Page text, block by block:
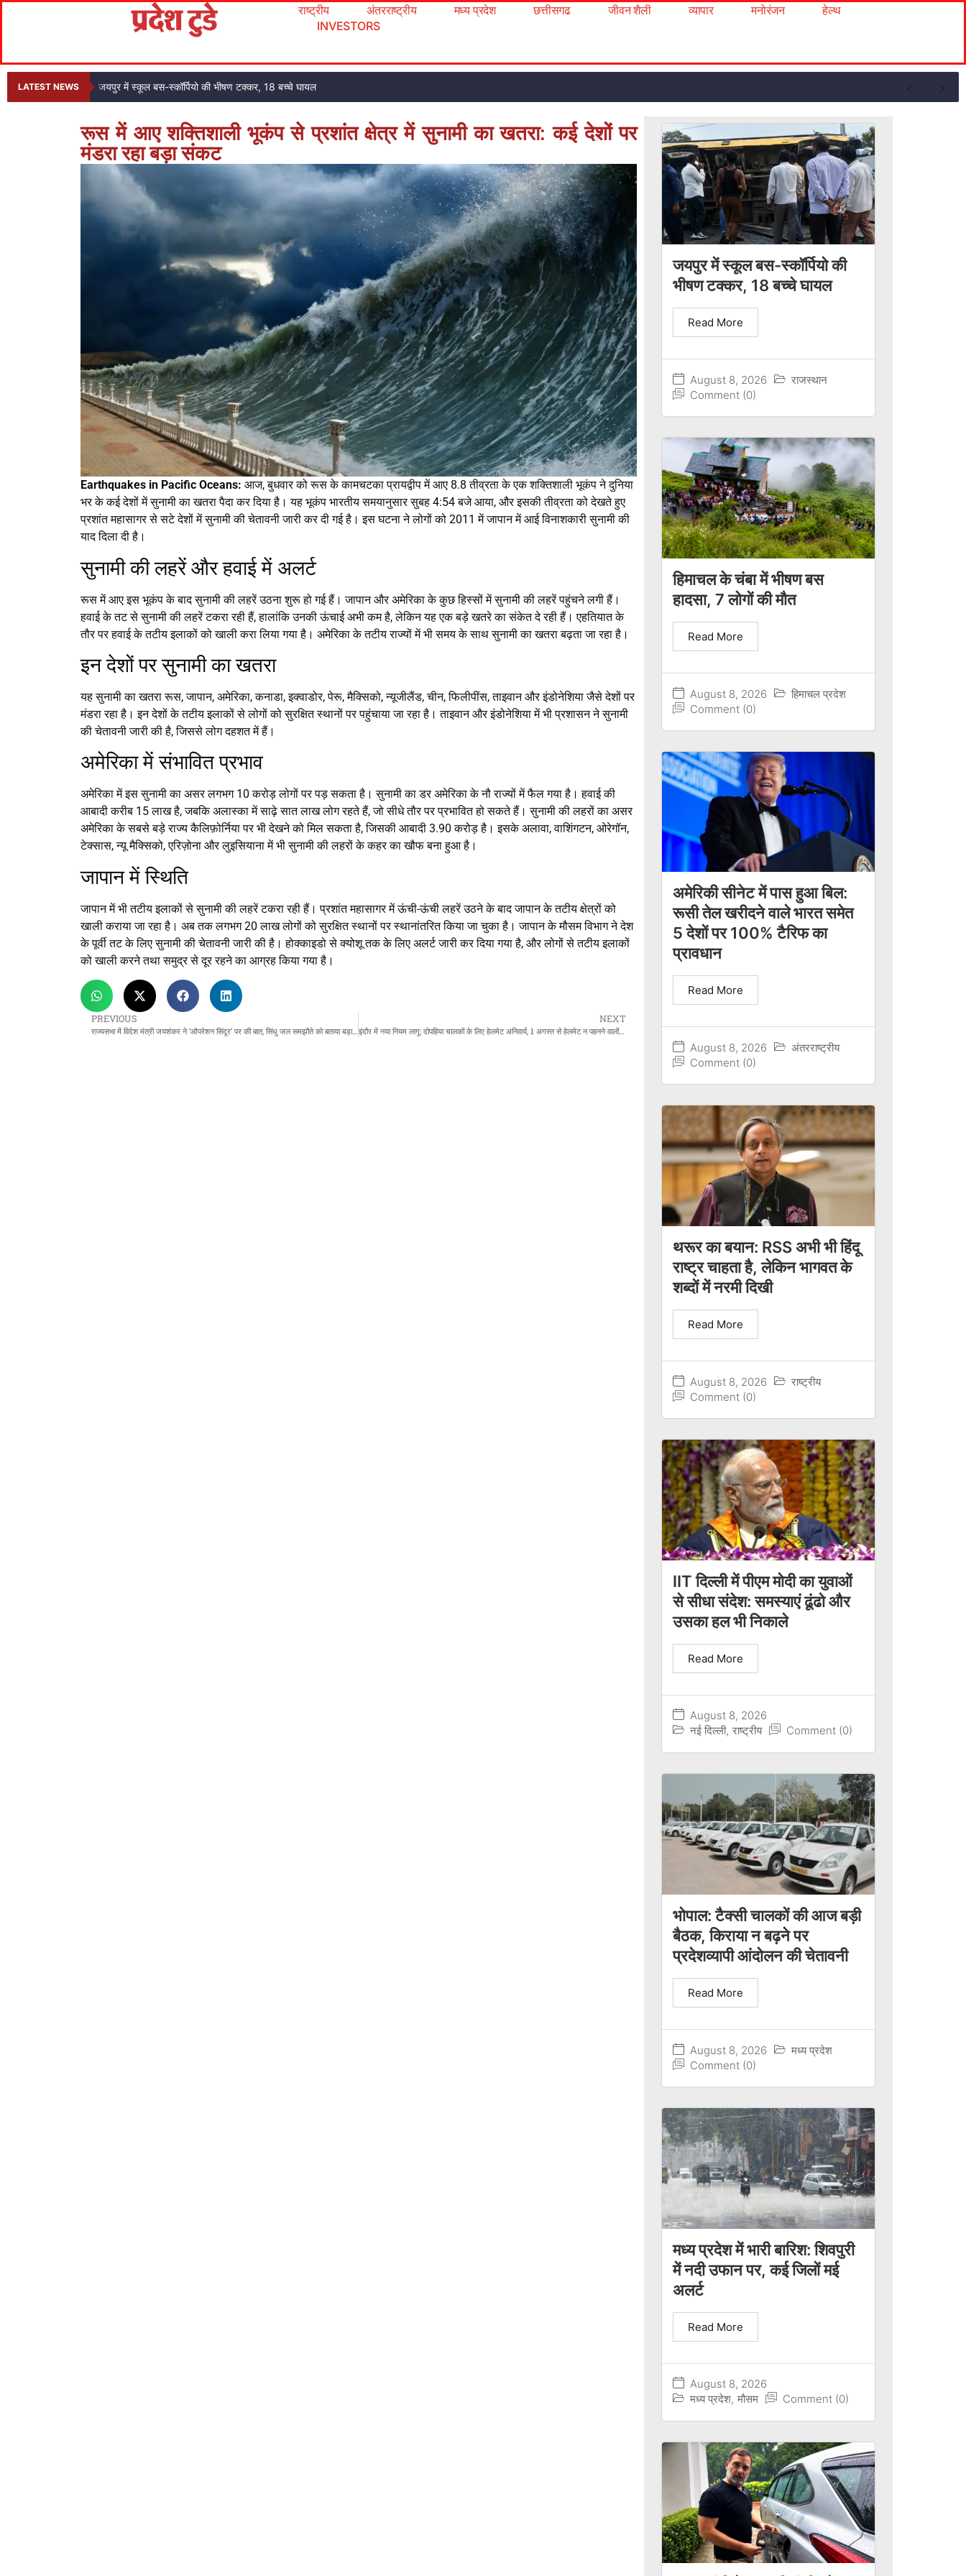
राष्ट्रीय अंतरराष्ट्रीय मध्य प्रदेश छत्तीसगढ जीवन शैली व्यापार मनोरंजन
हेल्थ
INVESTORS
LATEST NEWS जयपुर में स्कूल बस-स्कॉर्पियो की भीषण टक्कर, 18 बच्चे घायल
रूस में आए शक्तिशाली भूकंप से प्रशांत क्षेत्र में सुनामी का खतरा: कई देशों पर
मंडरा रहा बड़ा संकट
Earthquakes in Pacific Oceans: आज, बुधवार को रूस के कामचटका प्रायद्वीप में आए 8.8 तीव्रता के एक शक्तिशाली भूकंप ने दुनिया
भर के कई देशों में सुनामी का खतरा पैदा कर दिया है। यह भूकंप भारतीय समयानुसार सुबह 4:54 बजे आया, और इसकी तीव्रता को देखते हुए
प्रशांत महासागर से सटे देशों में सुनामी की चेतावनी जारी कर दी गई है। इस घटना ने लोगों को 2011 में जापान में आई विनाशकारी सुनामी की
याद दिला दी है।
सुनामी की लहरें और हवाई में अलर्ट
रूस में आए इस भूकंप के बाद सुनामी की लहरें उठना शुरू हो गई हैं। जापान और अमेरिका के कुछ हिस्सों में सुनामी की लहरें पहुंचने लगी हैं।
हवाई के तट से सुनामी की लहरें टकरा रही हैं, हालांकि उनकी ऊंचाई अभी कम है, लेकिन यह एक बड़े खतरे का संकेत दे रही हैं। एहतियात के
तौर पर हवाई के तटीय इलाकों को खाली करा लिया गया है। अमेरिका के तटीय राज्यों में भी समय के साथ सुनामी का खतरा बढ़ता जा रहा है।
इन देशों पर सुनामी का खतरा
यह सुनामी का खतरा रूस, जापान, अमेरिका, कनाडा, इक्वाडोर, पेरू, मैक्सिको, न्यूजीलैंड, चीन, फिलीपींस, ताइवान और इंडोनेशिया जैसे देशों पर
मंडरा रहा है। इन देशों के तटीय इलाकों से लोगों को सुरक्षित स्थानों पर पहुंचाया जा रहा है। ताइवान और इंडोनेशिया में भी प्रशासन ने सुनामी
की चेतावनी जारी की है, जिससे लोग दहशत में हैं।
अमेरिका में संभावित प्रभाव
अमेरिका में इस सुनामी का असर लगभग 10 करोड़ लोगों पर पड़ सकता है। सुनामी का डर अमेरिका के नौ राज्यों में फैल गया है। हवाई की
आबादी करीब 15 लाख है, जबकि अलास्का में साढ़े सात लाख लोग रहते हैं, जो सीधे तौर पर प्रभावित हो सकते हैं। सुनामी की लहरों का असर
अमेरिका के सबसे बड़े राज्य कैलिफ़ोर्निया पर भी देखने को मिल सकता है, जिसकी आबादी 3.90 करोड़ है। इसके अलावा, वाशिंगटन, ओरेगॉन,
टेक्सास, न्यू मैक्सिको, एरिज़ोना और लुइसियाना में भी सुनामी की लहरों के कहर का खौफ बना हुआ है।
जापान में स्थिति
जापान में भी तटीय इलाकों से सुनामी की लहरें टकरा रही हैं। प्रशांत महासागर में ऊंची-ऊंची लहरें उठने के बाद जापान के तटीय क्षेत्रों को
खाली कराया जा रहा है। अब तक लगभग 20 लाख लोगों को सुरक्षित स्थानों पर स्थानांतरित किया जा चुका है। जापान के मौसम विभाग ने देश
के पूर्वी तट के लिए सुनामी की चेतावनी जारी की है। होक्काइडो से क्योशू तक के लिए अलर्ट जारी कर दिया गया है, और लोगों से तटीय इलाकों
को खाली करने तथा समुद्र से दूर रहने का आग्रह किया गया है।
PREVIOUS
राज्यसभा में विदेश मंत्री जयशंकर ने ‘ऑपरेशन सिंदूर’ पर की बात, सिंधु जल समझौते को बताया बड़ा कदम
NEXT
इंदौर में नया नियम लागू: दोपहिया चालकों के लिए हेलमेट अनिवार्य, 1 अगस्त से हेलमेट न पहनने वालों को नहीं मिलेगा पेट्रोल
जयपुर में स्कूल बस-स्कॉर्पियो की
भीषण टक्कर, 18 बच्चे घायल
August 8, 2026
राजस्थान
Comment (0)
Read More
हिमाचल के चंबा में भीषण बस
हादसा, 7 लोगों की मौत
August 8, 2026
हिमाचल प्रदेश
Comment (0)
Read More
अमेरिकी सीनेट में पास हुआ बिल:
रूसी तेल खरीदने वाले भारत समेत
5 देशों पर 100% टैरिफ का
प्रावधान
August 8, 2026
अंतरराष्ट्रीय
Comment (0)
Read More
थरूर का बयान: RSS अभी भी हिंदू
राष्ट्र चाहता है, लेकिन भागवत के
शब्दों में नरमी दिखी
August 8, 2026
राष्ट्रीय
Comment (0)
Read More
IIT दिल्ली में पीएम मोदी का युवाओं
से सीधा संदेश: समस्याएं ढूंढो और
उसका हल भी निकाले
August 8, 2026
नई दिल्ली, राष्ट्रीय Comment (0)
Read More
भोपाल: टैक्सी चालकों की आज बड़ी
बैठक, किराया न बढ़ने पर
प्रदेशव्यापी आंदोलन की चेतावनी
August 8, 2026
मध्य प्रदेश
Comment (0)
Read More
मध्य प्रदेश में भारी बारिश: शिवपुरी
में नदी उफान पर, कई जिलों मई
अलर्ट
August 8, 2026
मध्य प्रदेश, मौसम Comment (0)
Read More